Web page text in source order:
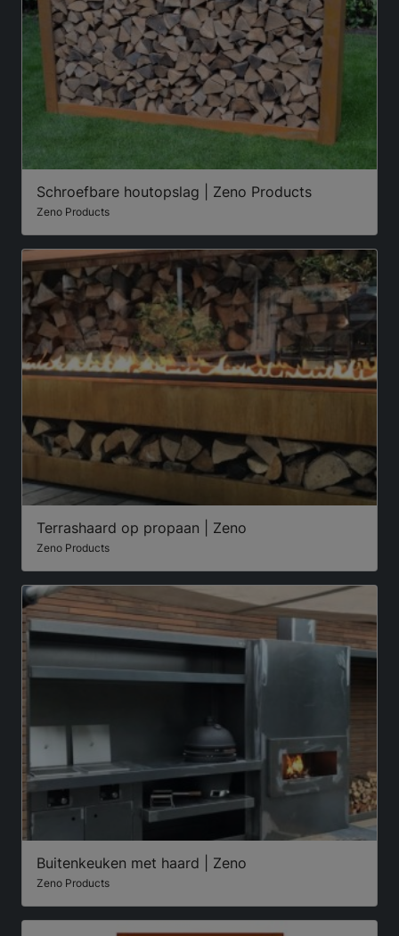
Schroefbare houtopslag | Zeno Products
Zeno Products
Terrashaard op propaan | Zeno
Zeno Products
Buitenkeuken met haard | Zeno
Zeno Products